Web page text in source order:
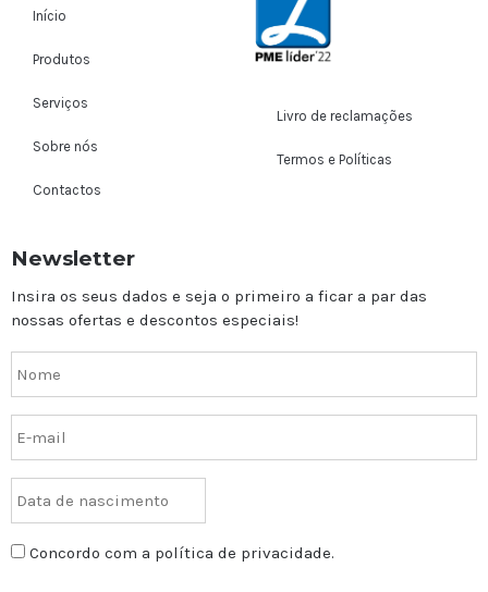
Início
Produtos
Serviços
Sobre nós
Contactos
Livro de reclamações
Termos e Políticas
Newsletter
Insira os seus dados e seja o primeiro a ficar a par das
nossas ofertas e descontos especiais!
Concordo com a política de privacidade.